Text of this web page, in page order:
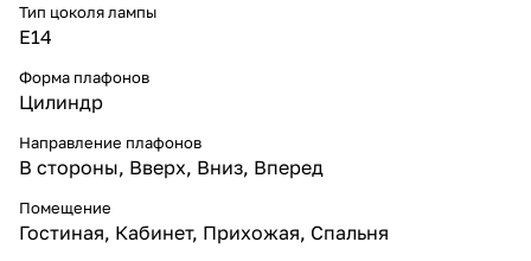
Тип цоколя лампы
E14
Форма плафонов
Цилиндр
Направление плафонов
В стороны, Вверх, Вниз, Вперед
Помещение
Гостиная, Кабинет, Прихожая, Спальня